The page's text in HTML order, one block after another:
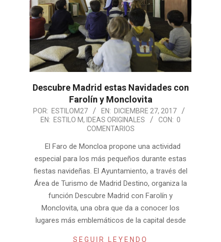
Descubre Madrid estas Navidades con
Farolín y Monclovita
2017-
POR: ESTILOM27 EN: DICIEMBRE 27, 2017
EN: ESTILO M, IDEAS ORIGINALES CON: 0
COMENTARIOS
El Faro de Moncloa propone una actividad
especial para los más pequeños durante estas
fiestas navideñas. El Ayuntamiento, a través del
Área de Turismo de Madrid Destino, organiza la
función Descubre Madrid con Farolín y
Monclovita, una obra que da a conocer los
lugares más emblemáticos de la capital desde
SEGUIR LEYENDO